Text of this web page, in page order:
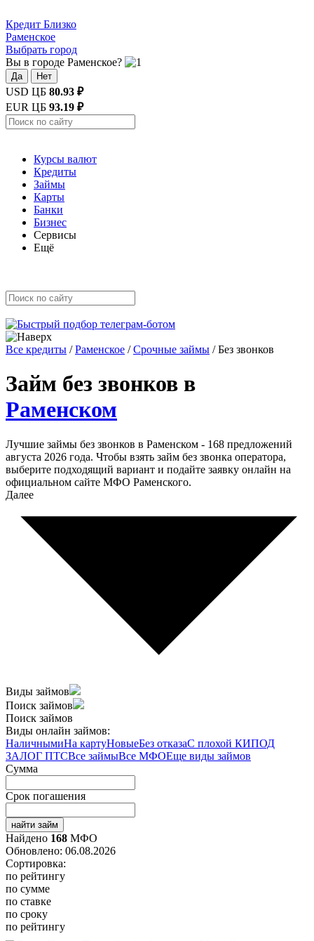
Кредит Близко
Раменское
Выбрать город
Вы в городе Раменское?
Да Нет
USD ЦБ 80.93 ₽
EUR ЦБ 93.19 ₽
Курсы валют
Кредиты
Займы
Карты
Банки
Бизнес
Сервисы
Ещё
Все кредиты /Раменское /Срочные займы /Без звонков
Займ без звонков в
Раменском
Лучшие займы без звонков в Раменском - 168 предложений
августа 2026 года. Чтобы взять займ без звонка оператора,
выберите подходящий вариант и подайте заявку онлайн на
официальном сайте МФО Раменского.
Далее
Виды займов
Поиск займов
Поиск займов
Виды онлайн займов:
НаличнымиНа картуНовыеБез отказаС плохой КИПОД
ЗАЛОГ ПТСВсе займыВсе МФОЕще виды займов
Сумма
Срок погашения
найти займ
Найдено 168 МФО
Обновлено: 06.08.2026
Сортировка:
по рейтингу
по сумме
по ставке
по сроку
по рейтингу